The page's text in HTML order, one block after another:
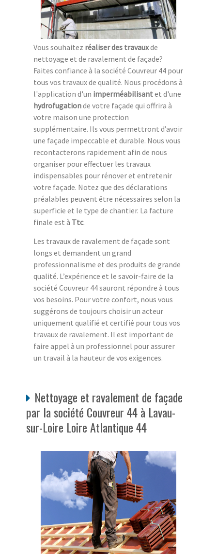
Vous souhaitez réaliser des travauxde
nettoyage et de ravalement de façade?
Faites confiance à la société Couvreur 44 pour
tous vos travaux de qualité. Nous procédons à
l'application d'un imperméabilisantet d'une
hydrofugationde votre façade qui offrira à
votre maison une protection
supplémentaire. Ils vous permettront d’avoir
une façade impeccable et durable. Nous vous
recontacterons rapidement afin de nous
organiser pour effectuer les travaux
indispensables pour rénover et entretenir
votre façade. Notez que des déclarations
préalables peuvent être nécessaires selon la
superficie et le type de chantier. La facture
finale est à Ttc.
Les travaux de ravalement de façade sont
longs et demandent un grand
professionnalisme et des produits de grande
qualité. L’expérience et le savoir-faire de la
société Couvreur 44 sauront répondre à tous
vos besoins. Pour votre confort, nous vous
suggérons de toujours choisir un acteur
uniquement qualifié et certifié pour tous vos
travaux de ravalement. Il est important de
faire appel à un professionnel pour assurer
un travail à la hauteur de vos exigences.
Nettoyage et ravalement de façade
par la société Couvreur 44 à Lavau-
sur-Loire Loire Atlantique 44